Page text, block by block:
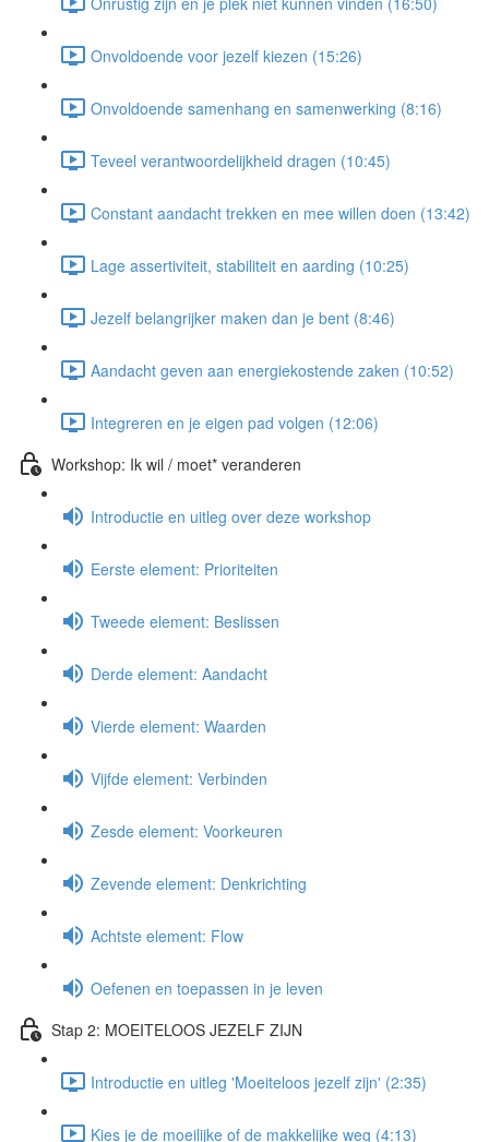
Onvoldoende voor jezelf kiezen (15:26)
Onvoldoende samenhang en samenwerking (8:16)
Teveel verantwoordelijkheid dragen (10:45)
Constant aandacht trekken en mee willen doen (13:42)
Lage assertiviteit, stabiliteit en aarding (10:25)
Jezelf belangrijker maken dan je bent (8:46)
Aandacht geven aan energiekostende zaken (10:52)
Integreren en je eigen pad volgen (12:06)
Workshop: Ik wil / moet* veranderen
Introductie en uitleg over deze workshop
Eerste element: Prioriteiten
Tweede element: Beslissen
Derde element: Aandacht
Vierde element: Waarden
Vijfde element: Verbinden
Zesde element: Voorkeuren
Zevende element: Denkrichting
Achtste element: Flow
Oefenen en toepassen in je leven
Stap 2: MOEITELOOS JEZELF ZIJN
Introductie en uitleg 'Moeiteloos jezelf zijn' (2:35)
Kies je de moeilijke of de makkelijke weg (4:13)